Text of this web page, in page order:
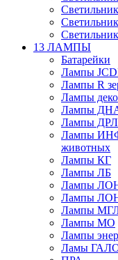
13 ЛАМПЫ
Батарейки
Лампы
Лампы R
Лампы
Лампы
Лампы ДРЛ
Лампы
животных
Лампы КГ
Лампы ЛБ
Лампы
Лампы
Лампы
Лампы МО
Лампы
Ламы